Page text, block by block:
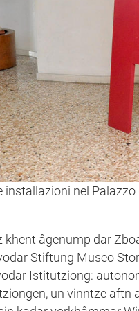
installazioni nel
ågenump dar
Stiftung Museo
Istitutziong:
un vinntze aftn